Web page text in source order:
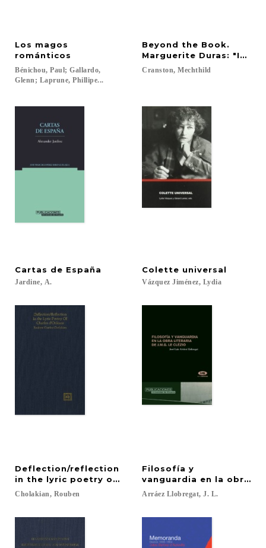
Los magos
románticos
Bénichou, Paul; Gallardo,
Glenn; Laprune, Phillipe...
Beyond the Book.
Marguerite Duras:
Cranston, Mechthild
Cartas de España
Jardine, A.
Colette universal
Vázquez Jiménez, Lydia
Deflection/reflection
in the lyric poetry of Charles d'Orléans : a
Cholakian, Rouben
Filosofía y
vanguardia en la obra
Arráez Llobregat, J. L.